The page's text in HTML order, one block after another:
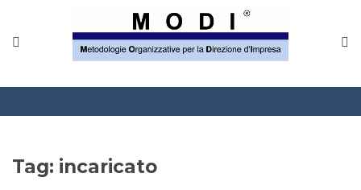
Corsi
Tag: incaricato